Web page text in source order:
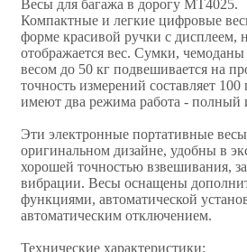
Весы для багажа в дорогу MT4025.
Компактные и легкие цифровые
форме красивой ручки с дисплеем,
отображается вес. Сумки,
весом до 50 кг подвешивается на
точность измерений составляет
имеют два режима работа - полный
Эти электронные портативные
оригинальном дизайне, удобны в
хорошей точностью взвешивания,
вибрации. Весы оснащены
функциями, автоматической
автоматическим отключением.
Технические характеристики: